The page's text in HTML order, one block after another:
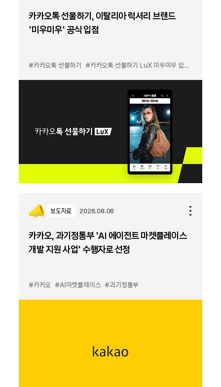
카카오톡 선물하기, 이탈리아 럭셔리 브랜드
'미우미우' 공식 입점
#카카오톡 선물하기 #카카오톡 선물하기 LuX 미우미우 입점
보도자료 2026.08.06
카카오, 과기정통부 ‘AI 에이전트 마켓플레이스
개발 지원 사업’ 수행자로 선정
#카카오 #AI마켓플레이스 #과기정통부